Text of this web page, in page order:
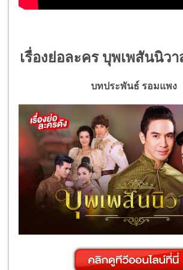
เรื่องย่อละคร บุพเพสันนิว
บทประพันธ์ รอมแพง